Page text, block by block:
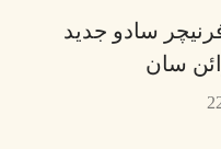
سادو جديد